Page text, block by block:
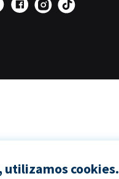
utilizamos cookies.